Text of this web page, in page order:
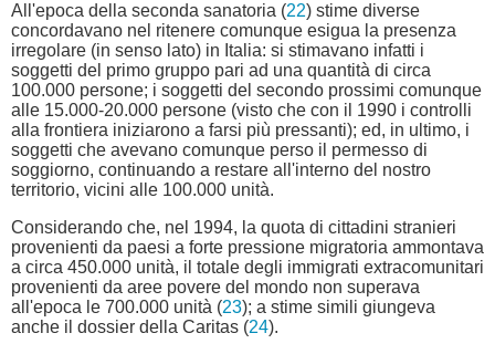
All'epoca della seconda sanatoria (22) stime diverse
concordavano nel ritenere comunque esigua la presenza
irregolare (in senso lato) in Italia: si stimavano infatti i
soggetti del primo gruppo pari ad una quantità di circa
100.000 persone; i soggetti del secondo prossimi comunque
alle 15.000-20.000 persone (visto che con il 1990 i controlli
alla frontiera iniziarono a farsi più pressanti); ed, in ultimo, i
soggetti che avevano comunque perso il permesso di
soggiorno, continuando a restare all'interno del nostro
territorio, vicini alle 100.000 unità.
Considerando che, nel 1994, la quota di cittadini stranieri
provenienti da paesi a forte pressione migratoria ammontava
a circa 450.000 unità, il totale degli immigrati extracomunitari
provenienti da aree povere del mondo non superava
all'epoca le 700.000 unità (23); a stime simili giungeva
anche il dossier della Caritas (24).